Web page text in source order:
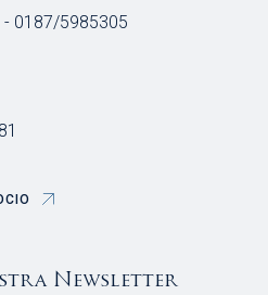
0187/5985305
Newsletter